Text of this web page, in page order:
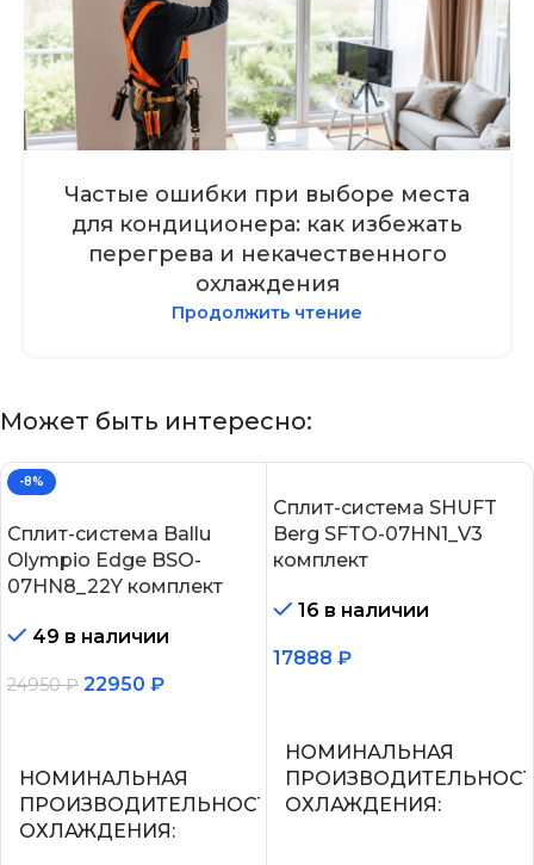
Частые ошибки при выборе места
для кондиционера: как избежать
перегрева и некачественного
охлаждения
Продолжить чтение
Может быть интересно:
-8%
Сплит-система Ballu
Olympio Edge BSO-
07HN8_22Y комплект
49 в наличии
24950₽ 22950 ₽
НОМИНАЛЬНАЯ
ПРОИЗВОДИТЕЛЬНОСТЬ
ОХЛАЖДЕНИЯ
Сплит-система SHUFT
Berg SFTO-07HN1_V3
комплект
16 в наличии
17888 ₽
НОМИНАЛЬНАЯ
ОХЛАЖДЕНИЯ